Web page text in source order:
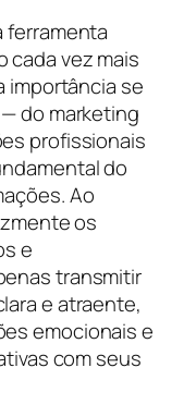
ferramenta
cada vez mais
importância se
do marketing
profissionais
do
Ao
os
e
transmitir
e atraente,
emocionais e
com seus